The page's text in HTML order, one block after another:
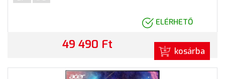
ELÉRHETŐ
49 490 Ft kosárba